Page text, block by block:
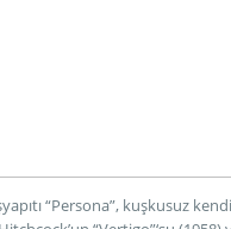
“Persona”, kuşkusuz